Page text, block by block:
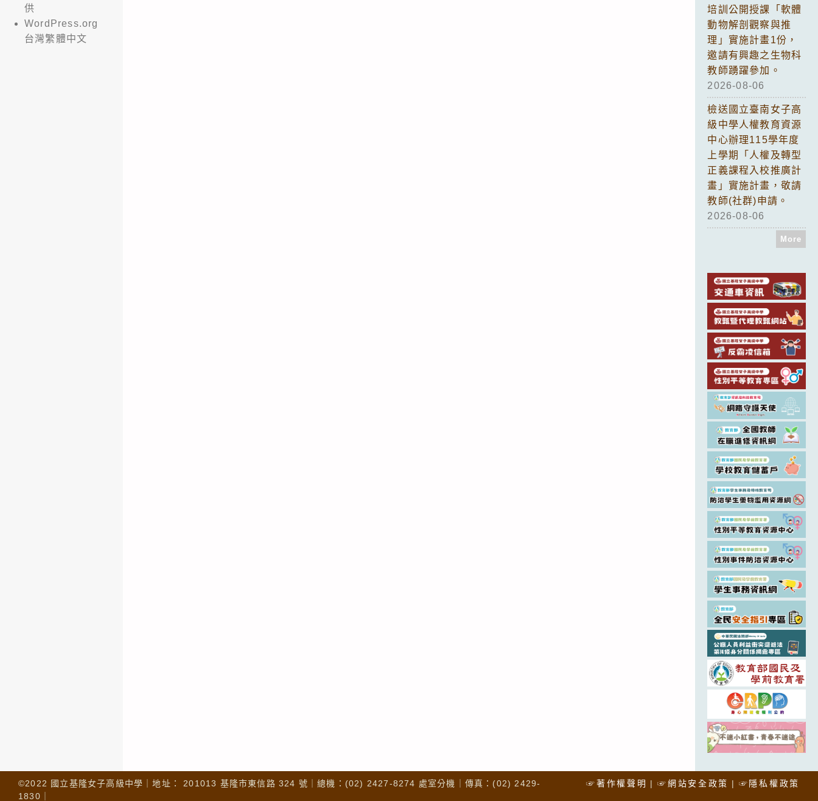
供
WordPress.org
台灣繁體中文
培訓公開授課「軟體
動物解剖觀察與推
理」實施計畫1份，
邀請有興趣之生物科
教師踴躍參加。
2026-08-06
檢送國立臺南女子高
級中學人權教育資源
中心辦理115學年度
上學期「人權及轉型
正義課程入校推廣計
畫」實施計畫，敬請
教師(社群)申請。
2026-08-06
More
☞著作權聲明 ☞網站安全政策 ☞隱私權政策
©2022 國立基隆女子高級中學｜地址： 201013 基隆市東信路 324 號｜總機：(02) 2427-8274 處室分機｜傳真：(02) 2429-
1830｜